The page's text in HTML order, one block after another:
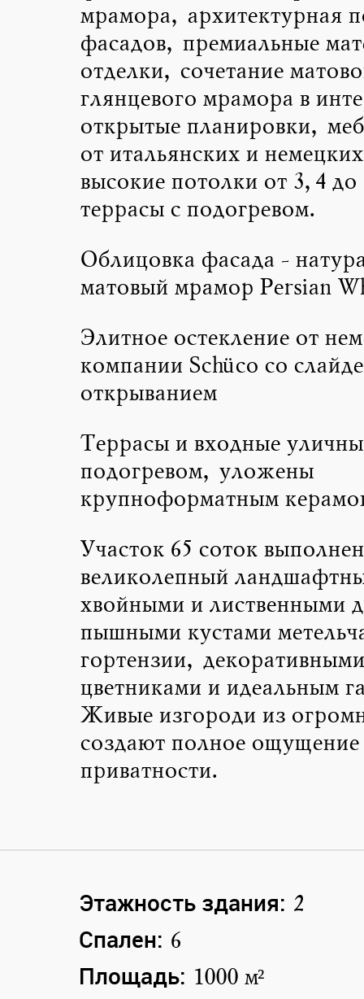
мрамора, архитектурная
фасадов, премиальные
отделки, сочетание
глянцевого мрамора в
открытые планировки,
от итальянских и
высокие потолки от 3,4 до
террасы с подогревом.
Облицовка фасада -
матовый мрамор Persian
Элитное остекление от
компании Schüco со
открыванием
Террасы и входные
подогревом, уложены
крупноформатным
Участок 65 соток
великолепный
хвойными и лиственными
пышными кустами
гортензии, декоративными
цветниками и идеальным
Живые изгороди из
создают полное ощущение
приватности.
Этажность здания: 2
Спален: 6
Площадь: 1000 м²